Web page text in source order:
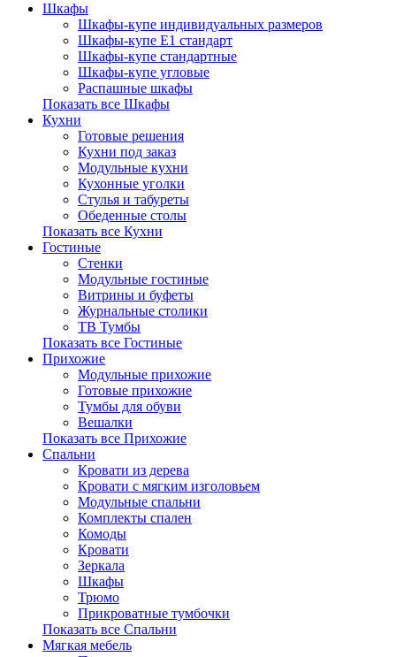
Шкафы
Шкафы-купе индивидуальных размеров
Шкафы-купе Е1 стандарт
Шкафы-купе стандартные
Шкафы-купе угловые
Распашные шкафы
Показать все Шкафы
Кухни
Готовые решения
Кухни под заказ
Модульные кухни
Кухонные уголки
Стулья и табуреты
Обеденные столы
Показать все Кухни
Гостиные
Стенки
Модульные гостиные
Витрины и буфеты
Журнальные столики
ТВ Тумбы
Показать все Гостиные
Прихожие
Модульные прихожие
Готовые прихожие
Тумбы для обуви
Вешалки
Показать все Прихожие
Спальни
Кровати из дерева
Кровати с мягким изголовьем
Модульные спальни
Комплекты спален
Комоды
Кровати
Зеркала
Шкафы
Трюмо
Прикроватные тумбочки
Показать все Спальни
Мягкая мебель